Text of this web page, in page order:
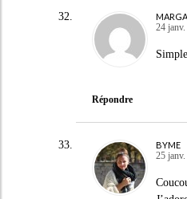
24
Répondre
BYME
25